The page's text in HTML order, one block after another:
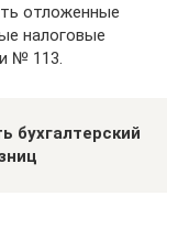
отложенные
налоговые
№ 113.
бухгалтерский